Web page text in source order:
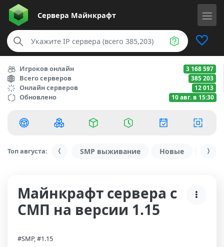
Сервера Майнкрафт
Игроков онлайн 3 168 597
Всего серверов 385 203
Онлайн серверов 12 013
Обновлено 10 авг. в 15:30
Топ августа: SMP выживание Новые С
Майнкрафт сервера с
СМП на версии 1.15
#SMP, #1.15